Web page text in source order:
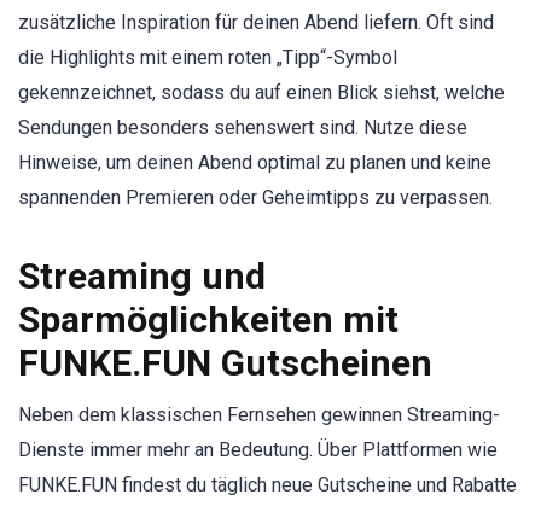
zusätzliche Inspiration für deinen Abend liefern. Oft sind
die Highlights mit einem roten „Tipp“-Symbol
gekennzeichnet, sodass du auf einen Blick siehst, welche
Sendungen besonders sehenswert sind. Nutze diese
Hinweise, um deinen Abend optimal zu planen und keine
spannenden Premieren oder Geheimtipps zu verpassen.
Streaming und
Sparmöglichkeiten mit
FUNKE.FUN Gutscheinen
Neben dem klassischen Fernsehen gewinnen Streaming-
Dienste immer mehr an Bedeutung. Über Plattformen wie
FUNKE.FUN findest du täglich neue Gutscheine und Rabatte